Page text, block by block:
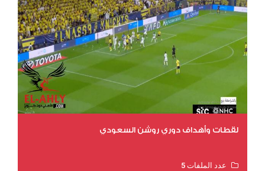
لقطات وأهداف دوري روشن السعودي
عدد الملفات 5